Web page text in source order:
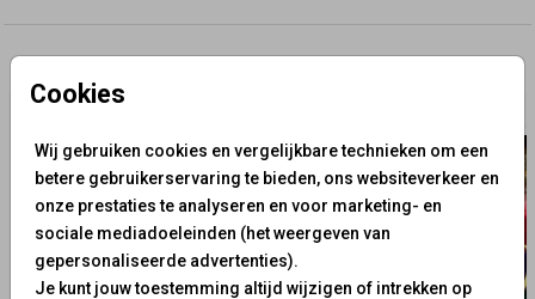
Cookies
Wij gebruiken cookies en vergelijkbare technieken om een
betere gebruikerservaring te bieden, ons websiteverkeer en
onze prestaties te analyseren en voor marketing- en
sociale mediadoeleinden (het weergeven van
gepersonaliseerde advertenties).
Je kunt jouw toestemming altijd wijzigen of intrekken op